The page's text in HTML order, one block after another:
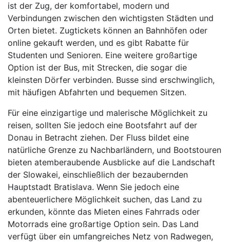
ist der Zug, der komfortabel, modern und
Verbindungen zwischen den wichtigsten Städten und
Orten bietet. Zugtickets können an Bahnhöfen oder
online gekauft werden, und es gibt Rabatte für
Studenten und Senioren. Eine weitere großartige
Option ist der Bus, mit Strecken, die sogar die
kleinsten Dörfer verbinden. Busse sind erschwinglich,
mit häufigen Abfahrten und bequemen Sitzen.
Für eine einzigartige und malerische Möglichkeit zu
reisen, sollten Sie jedoch eine Bootsfahrt auf der
Donau in Betracht ziehen. Der Fluss bildet eine
natürliche Grenze zu Nachbarländern, und Bootstouren
bieten atemberaubende Ausblicke auf die Landschaft
der Slowakei, einschließlich der bezaubernden
Hauptstadt Bratislava. Wenn Sie jedoch eine
abenteuerlichere Möglichkeit suchen, das Land zu
erkunden, könnte das Mieten eines Fahrrads oder
Motorrads eine großartige Option sein. Das Land
verfügt über ein umfangreiches Netz von Radwegen,